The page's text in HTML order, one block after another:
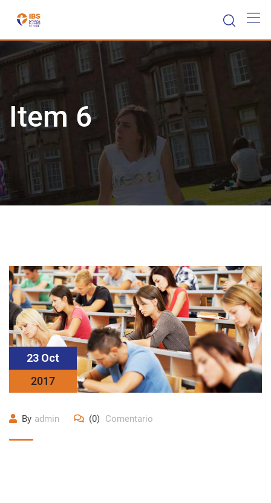
content
Item 6
23 Oct
2017
By admin (0) Comentario